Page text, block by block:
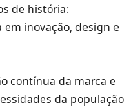
de história:
inovação, design e
contínua da marca e
da população